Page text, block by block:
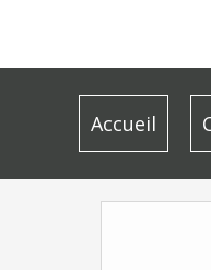
Accueil